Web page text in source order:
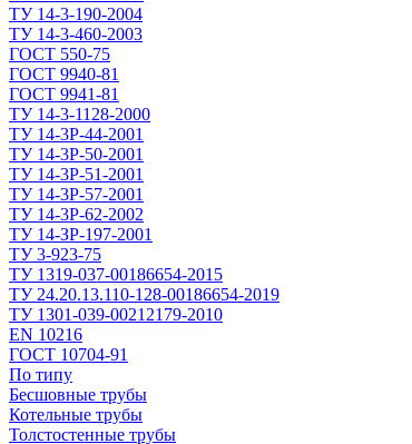
ТУ 14-3-190-2004
ТУ 14-3-460-2003
ГОСТ 550-75
ГОСТ 9940-81
ГОСТ 9941-81
ТУ 14-3-1128-2000
ТУ 14-3Р-44-2001
ТУ 14-3Р-50-2001
ТУ 14-3Р-51-2001
ТУ 14-3Р-57-2001
ТУ 14-3Р-62-2002
ТУ 14-ЗР-197-2001
ТУ 3-923-75
ТУ 1319-037-00186654-2015
ТУ 24.20.13.110-128-00186654-2019
ТУ 1301-039-00212179-2010
EN 10216
ГОСТ 10704-91
По типу
Бесшовные трубы
Котельные трубы
Толстостенные трубы